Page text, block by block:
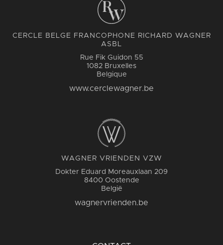
CERCLE BELGE FRANCOPHONE RICHARD WAGNER
ASBL
Rue Fik Guidon 55
1082 Bruxelles
Belgique
www.cerclewagner.be
WAGNER VRIENDEN VZW
Dokter Eduard Moreauxlaan 209
8400 Oostende
België
wagnervrienden.be